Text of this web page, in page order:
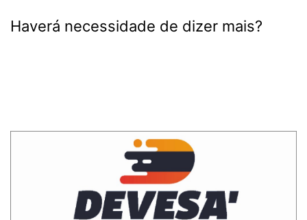
Haverá necessidade de dizer mais?